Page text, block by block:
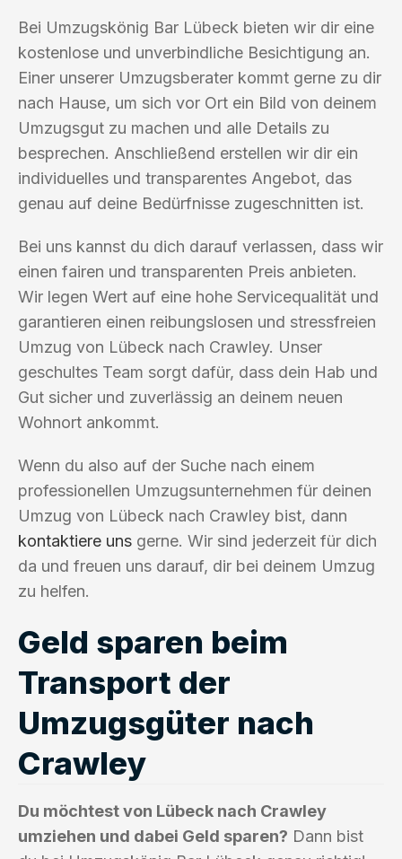
Bei Umzugskönig Bar Lübeck bieten wir dir eine
kostenlose und unverbindliche Besichtigung an.
Einer unserer Umzugsberater kommt gerne zu dir
nach Hause, um sich vor Ort ein Bild von deinem
Umzugsgut zu machen und alle Details zu
besprechen. Anschließend erstellen wir dir ein
individuelles und transparentes Angebot, das
genau auf deine Bedürfnisse zugeschnitten ist.
Bei uns kannst du dich darauf verlassen, dass wir
einen fairen und transparenten Preis anbieten.
Wir legen Wert auf eine hohe Servicequalität und
garantieren einen reibungslosen und stressfreien
Umzug von Lübeck nach Crawley. Unser
geschultes Team sorgt dafür, dass dein Hab und
Gut sicher und zuverlässig an deinem neuen
Wohnort ankommt.
Wenn du also auf der Suche nach einem
professionellen Umzugsunternehmen für deinen
Umzug von Lübeck nach Crawley bist, dann
kontaktiere uns gerne. Wir sind jederzeit für dich
da und freuen uns darauf, dir bei deinem Umzug
zu helfen.
Geld sparen beim
Transport der
Umzugsgüter nach
Crawley
Du möchtest von Lübeck nach Crawley
umziehen und dabei Geld sparen? Dann bist